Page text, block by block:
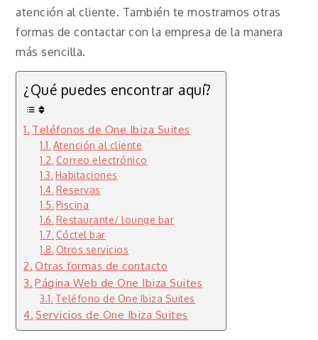
atención al cliente. También te mostramos otras
formas de contactar con la empresa de la manera
más sencilla.
¿Qué puedes encontrar aquí?
Teléfonos de One Ibiza Suites
Atención al cliente
Correo electrónico
Habitaciones
Reservas
Piscina
Restaurante/ lounge bar
Cóctel bar
Otros servicios
Otras formas de contacto
Página Web de One Ibiza Suites
Teléfono de One Ibiza Suites
Servicios de One Ibiza Suites